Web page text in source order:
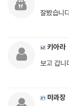
잘봤습니
키아라
보고 갑니
마과장